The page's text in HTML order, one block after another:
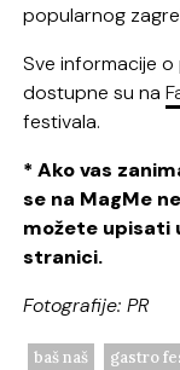
popularnog
Sve informacije
dostupne su na
festivala.
* Ako vas
se na MagMe
možete upisati
stranici.
Fotografije: PR
baš naš gastro